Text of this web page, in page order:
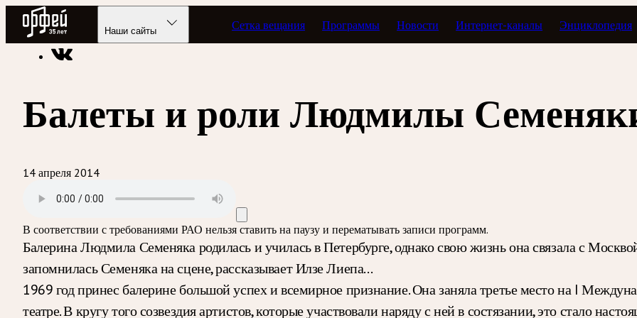
Радио Орфей
Наши сайты Сетка вещания Программы Новости Интернет-каналы Энциклопедия
Радио классической музыки «Орфей» Подкасты Балет FM
Балеты и роли Людмилы
14 апреля 2014
В соответствии с требованиями РАО нельзя ставить на паузу и перематывать записи программ.
Балерина Людмила Семеняка родилась и училась в Петербурге, однако свою жизнь она связала с
запомнилась Семеняка на сцене, рассказывает Илзе Лиепа…
1969 год принес балерине большой успех и всемирное признание. Она заняла третье место на I
театре. В кругу того созвездия артистов, которые участвовали наряду с ней в состязании, это стало